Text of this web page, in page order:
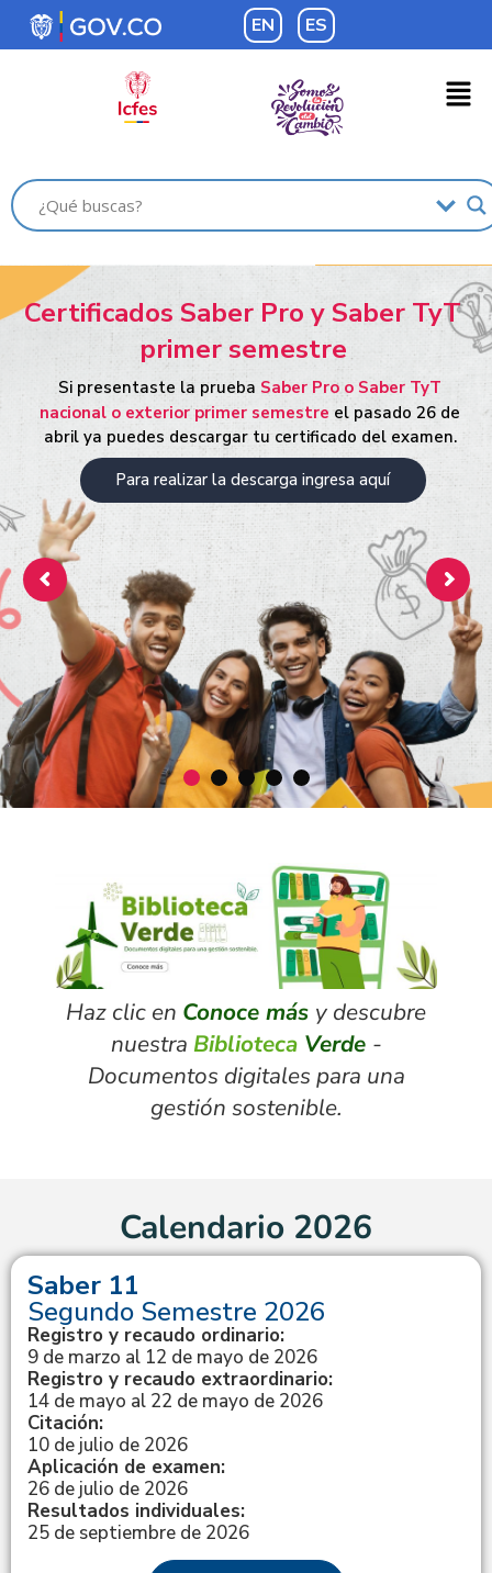
EN ES
Certificados Saber Pro y Saber TyT
primer semestre
Para realizar la descarga ingresa aquí
Si presentaste la prueba Saber Pro o Saber TyT
nacional o exterior primer semestre el pasado 26 de
abril ya puedes descargar tu certificado del examen.
Haz clic en Conoce más y descubre
nuestra Biblioteca Verde -
Documentos digitales para una
gestión sostenible.
Calendario 2026
Saber 11
Segundo Semestre 2026
Registro y recaudo ordinario:
9 de marzo al 12 de mayo de 2026
Registro y recaudo extraordinario:
14 de mayo al 22 de mayo de 2026
Citación:
10 de julio de 2026
Aplicación de examen:
26 de julio de 2026
Resultados individuales:
25 de septiembre de 2026